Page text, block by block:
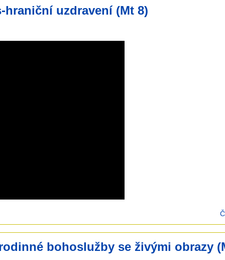
hraniční uzdravení (Mt 8)
bohoslužby se živými obrazy